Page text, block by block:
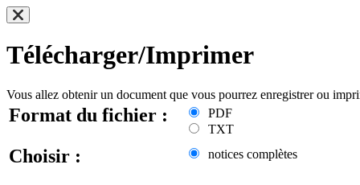
Télécharger/Imprimer
Vous allez obtenir un document que vous pourrez enregistrer ou
Format du fichier :
PDF
TXT
Choisir : notices complètes